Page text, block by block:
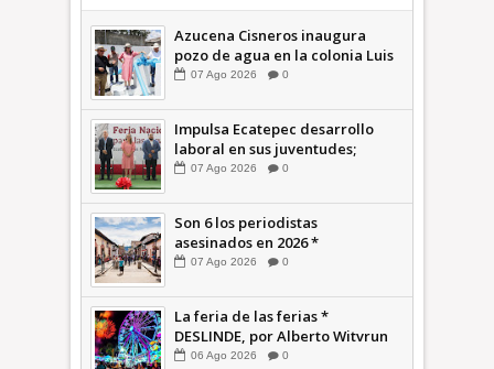
Azucena Cisneros inaugura
pozo de agua en la colonia Luis
Donaldo Colosio +Video |
07 Ago 2026 0
Impulsa Ecatepec desarrollo
laboral en sus juventudes;
inauguran Feria de Empleo y
INFORMATIVA
07 Ago 2026 0
Son 6 los periodistas
asesinados en 2026 *
COMENTARIO A TIEMPO
07 Ago 2026 0
La feria de las ferias *
DESLINDE, por Alberto Witvrun
06 Ago 2026 0